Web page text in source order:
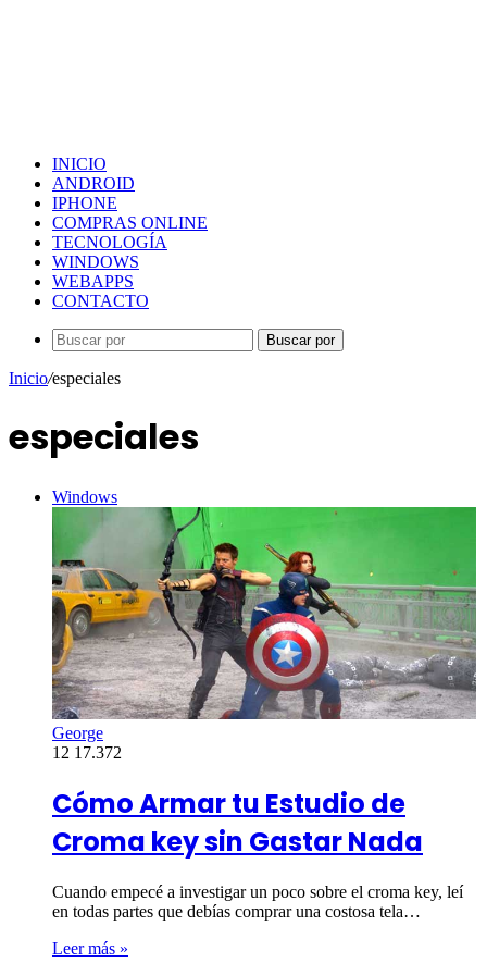
INICIO
ANDROID
IPHONE
COMPRAS ONLINE
TECNOLOGÍA
WINDOWS
WEBAPPS
CONTACTO
Buscar por
Inicio/especiales
especiales
Windows
George
12 17.372
Cómo Armar tu Estudio de
Croma key sin Gastar Nada
Cuando empecé a investigar un poco sobre el croma key, leí
en todas partes que debías comprar una costosa tela…
Leer más »